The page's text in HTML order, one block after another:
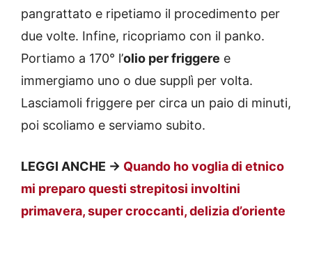
pangrattato e ripetiamo il procedimento per
due volte. Infine, ricopriamo con il panko.
Portiamo a 170° l’olio per friggere e
immergiamo uno o due supplì per volta.
Lasciamoli friggere per circa un paio di minuti,
poi scoliamo e serviamo subito.
LEGGI ANCHE -> Quando ho voglia di etnico
mi preparo questi strepitosi involtini
primavera, super croccanti, delizia d’oriente